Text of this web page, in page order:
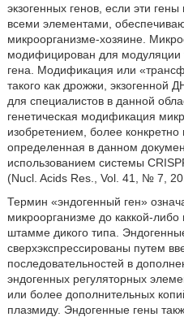
экзогенных генов, если эти
всеми элементами,
микроорганизме-хозяине.
модифицирован для модуляции
гена. Модификация или
такого как дрожжи, экзогенной
для специалистов в данной
генетическая модификация
изобретением, более
определенная в данном
использованием системы
(Nucl. Acids Res., Vol. 41, № 7,
Термин «эндогенный ген»
микроорганизме до каккой-
штамме дикого типа.
сверхэкспрессированы путем
последовательностей в
эндогенных регуляторных
или более дополнительных
плазмиду. Эндогенные гены